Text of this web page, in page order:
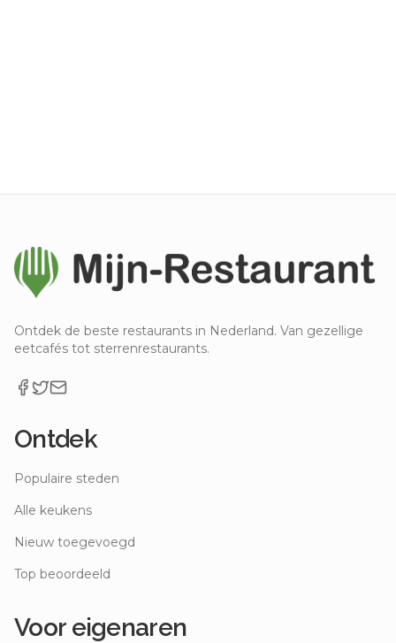
Ontdek de beste restaurants in Nederland. Van gezellige
eetcafés tot sterrenrestaurants.
Ontdek
Populaire steden
Alle keukens
Nieuw toegevoegd
Top beoordeeld
Voor eigenaren